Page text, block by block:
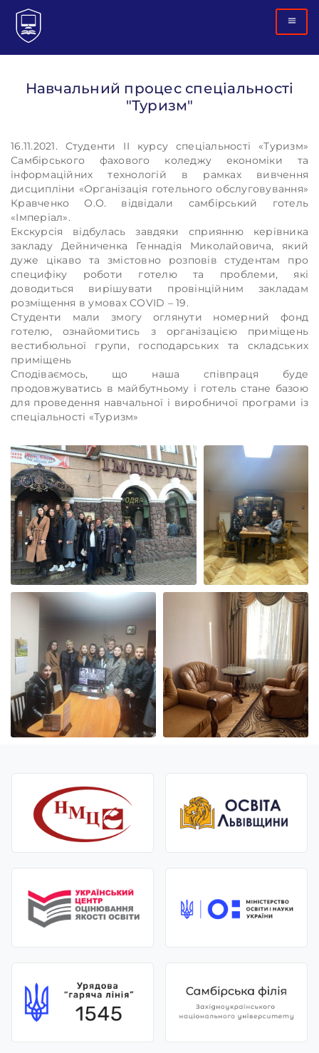
Навчальний процес спеціальності
"Туризм"
16.11.2021. Студенти II курсу спеціальності «Туризм»
Самбірського фахового коледжу економіки та
інформаційних технологій в рамках вивчення
дисципліни «Організація готельного обслуговування»
Кравченко О.О. відвідали самбірський готель
«Імперіал».
Екскурсія відбулась завдяки сприянню керівника
закладу Дейниченка Геннадія Миколайовича, який
дуже цікаво та змістовно розповів студентам про
специфіку роботи готелю та проблеми, які
доводиться вирішувати провінційним закладам
розміщення в умовах COVID – 19.
Студенти мали змогу оглянути номерний фонд
готелю, ознайомитись з організацією приміщень
вестибюльної групи, господарських та складських
приміщень
Сподіваємось, що наша співпраця буде
продовжуватись в майбутньому і готель стане базою
для проведення навчальної і виробничої програми із
спеціальності «Туризм»